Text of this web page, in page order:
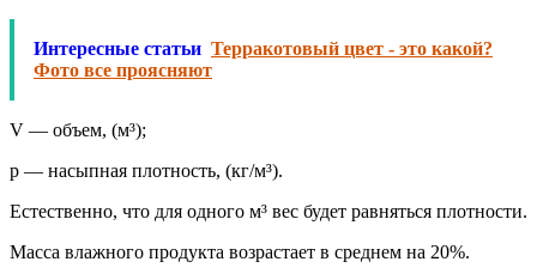
Интересные статьи Терракотовый цвет - это какой?
Фото все проясняют
V — объем, (м³);
p — насыпная плотность, (кг/м³).
Естественно, что для одного м³ вес будет равняться плотности.
Масса влажного продукта возрастает в среднем на 20%.